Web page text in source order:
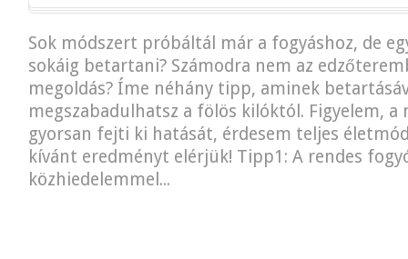
Sok módszert próbáltál már a fogyáshoz, de
sokáig betartani? Számodra nem az
megoldás? Íme néhány tipp, aminek
megszabadulhatsz a fölös kilóktól. Figyelem, a
gyorsan fejti ki hatását, érdesem teljes
kívánt eredményt elérjük! Tipp1: A rendes
közhiedelemmel...